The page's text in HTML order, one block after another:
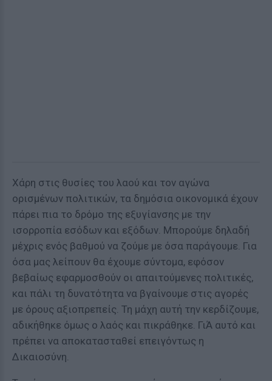
Χάρη στις θυσίες του λαού και τον αγώνα
ορισμένων πολιτικών, τα δημόσια οικονομικά έχουν
πάρει πια το δρόμο της εξυγίανσης με την
ισορροπία εσόδων και εξόδων. Μπορούμε δηλαδή
μέχρις ενός βαθμού να ζούμε με όσα παράγουμε. Για
όσα μας λείπουν θα έχουμε σύντομα, εφόσον
βεβαίως εφαρμοσθούν οι απαιτούμενες πολιτικές,
και πάλι τη δυνατότητα να βγαίνουμε στις αγορές
με όρους αξιοπρεπείς. Τη μάχη αυτή την κερδίζουμε,
αδικήθηκε όμως ο λαός και πικράθηκε. ΓιΆ αυτό και
πρέπει να αποκατασταθεί επειγόντως η
Δικαιοσύνη.